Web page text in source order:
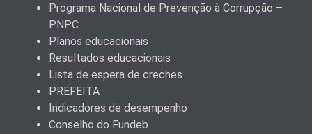
Programa Nacional de Prevenção à Corrupção –
PNPC
Planos educacionais
Resultados educacionais
Lista de espera de creches
PREFEITA
Indicadores de desempenho
Conselho do Fundeb